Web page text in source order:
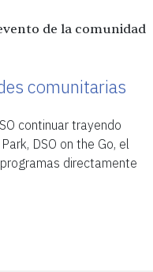
comunitarias
continuar trayendo
DSO on the Go, el
directamente